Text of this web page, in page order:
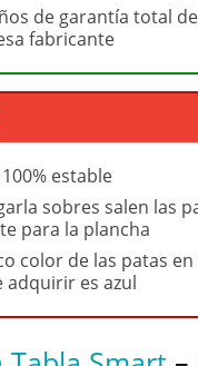
de garantía total
fabricante
estable
sobres salen las
para la plancha
color de las patas
adquirir es azul